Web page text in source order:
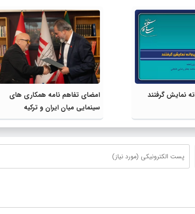
امضای تفاهم نامه همکاری های
سینمایی میان ایران و ترکیه